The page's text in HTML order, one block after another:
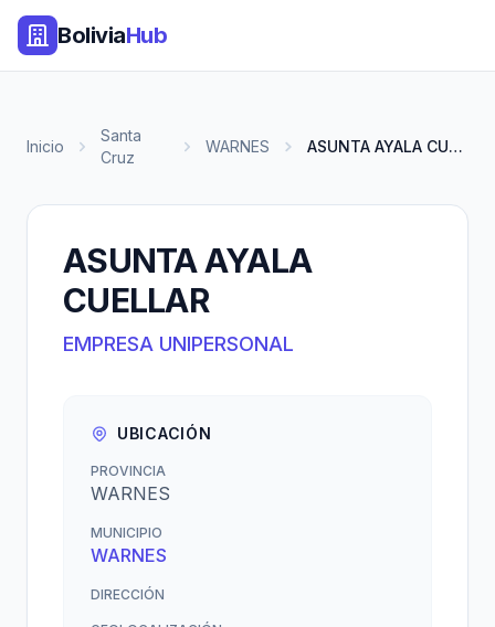
BoliviaHub
Inicio
Santa
Cruz
WARNES ASUNTA AYALA CUELLAR
ASUNTA AYALA
CUELLAR
EMPRESA UNIPERSONAL
UBICACIÓN
PROVINCIA
WARNES
MUNICIPIO
WARNES
DIRECCIÓN